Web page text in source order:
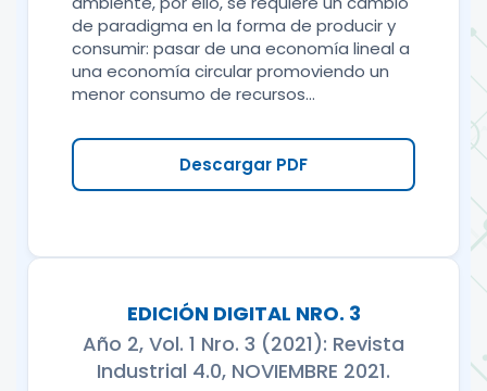
de paradigma en la forma de producir y
consumir: pasar de una economía lineal a
una economía circular promoviendo un
menor consumo de recursos...
Descargar PDF
EDICIÓN DIGITAL NRO. 3
Año 2, Vol. 1 Nro. 3 (2021): Revista
Industrial 4.0, NOVIEMBRE 2021.